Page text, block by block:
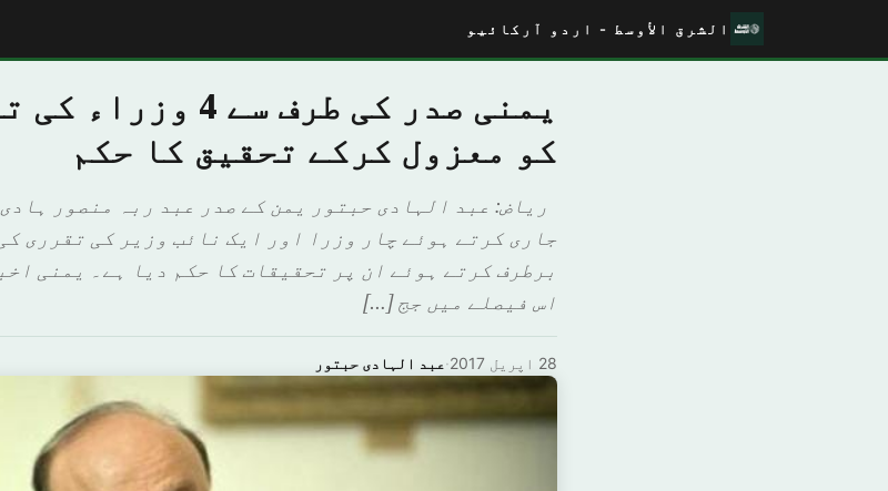
الشرق الأوسط - اردو آرکائیو
یمنی صدر کی طرف
کو معزول کرکے تحقیق کا حکم
رياض: عبد الہادی حبتور یمن کے صدر عبد ربہ منصور
جاری کرتے ہوئے چار وزرا اور ایک نائب وزیر کی تقرری
برطرف کرتے ہوئے ان پر تحقیقات کا حکم دیا ہے۔ یمنی
اس فیصلے میں جج […]
ﻋﺒﺪ الہادى ﺣﺒﺘﻮر· 28 اپریل 2017